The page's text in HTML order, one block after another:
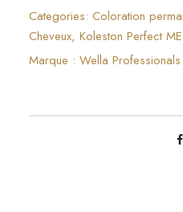
n
t
i
Categories: Coloration
Cheveux, Koleston Perfect
Marque : Wella Professionals